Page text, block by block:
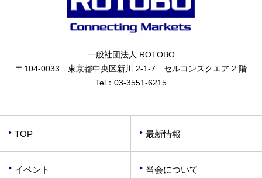
一般社団法人 ROTOBO
〒104-0033 東京都中央区新川 2-1-7 セルコンスクエア 2 階
Tel： 03-3551-6215
TOP 最新情報
イベント 当会について